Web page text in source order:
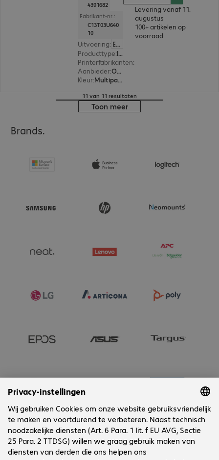
4391682
Fabrikant-nr.:
C13T03U640
10
Uitvoering: Europa
Producttype: Ink
Printerfabrikanten:
Aanbieder:
Origineel
Kleur: Multipack (cyan, magenta, yellow, black)
Levering vanaf 11.
augustus
100+ artikelen op
voorraad.
11 van 11 resultaten
Toon meer
Brands.
Onderneming